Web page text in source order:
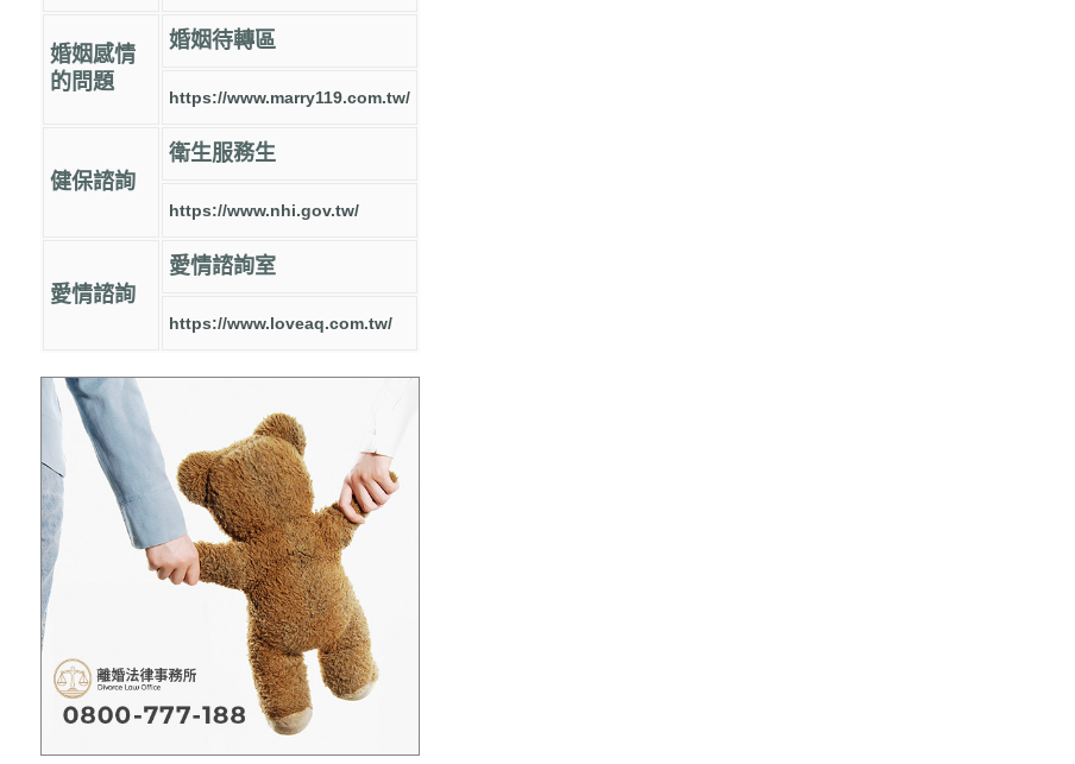
婚姻感情
的問題
婚姻待轉區
https://www.marry119.com.tw/
健保諮詢
衛生服務生
https://www.nhi.gov.tw/
愛情諮詢
愛情諮詢室
https://www.loveaq.com.tw/